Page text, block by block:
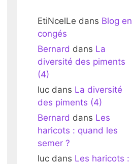
EtiNcelLe dans Blog en
congés
Bernard dans La
diversité des piments
(4)
luc dans La diversité
des piments (4)
Bernard dans Les
haricots : quand les
semer ?
luc dans Les haricots :